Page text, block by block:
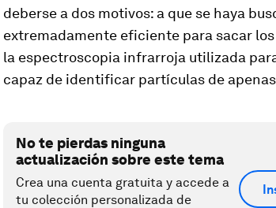
deberse a dos motivos: a que se haya
extremadamente eficiente para sacar
la espectroscopia infrarroja utilizada
capaz de identificar partículas de
No te pierdas ninguna
actualización sobre este tema
Crea una cuenta gratuita y accede a
tu colección personalizada de